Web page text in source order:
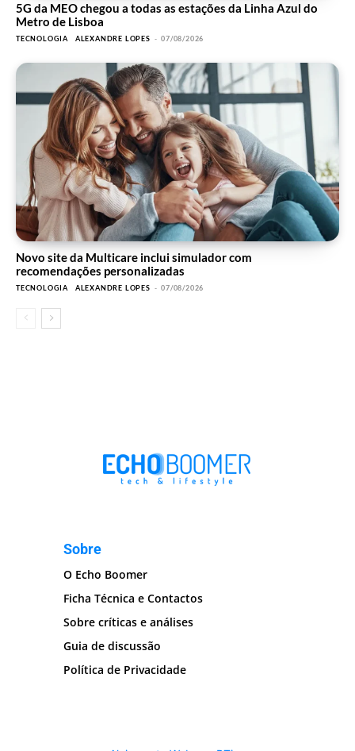
5G da MEO chegou a todas as estações da Linha Azul do
Metro de Lisboa
TECNOLOGIA ALEXANDRE LOPES - 07/08/2026
Novo site da Multicare inclui simulador com
recomendações personalizadas
TECNOLOGIA ALEXANDRE LOPES - 07/08/2026
Sobre
O Echo Boomer
Ficha Técnica e Contactos
Sobre críticas e análises
Guia de discussão
Política de Privacidade